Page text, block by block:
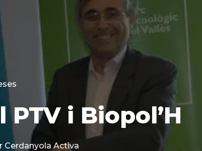
i Biopol’H
Cerdanyola Activa